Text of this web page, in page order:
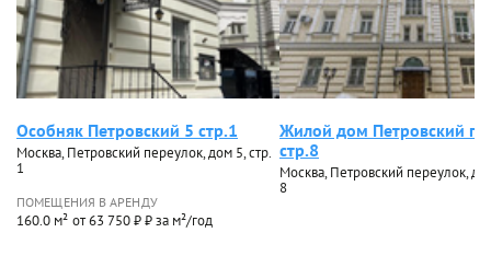
Особняк Петровский 5 стр.1
Москва, Петровский переулок, дом 5, стр.
1
ПОМЕЩЕНИЯ В АРЕНДУ
160.0 м² от 63 750 ₽ ₽ за м²/год
Жилой дом Петровский
стр.8
Москва, Петровский переулок,
8